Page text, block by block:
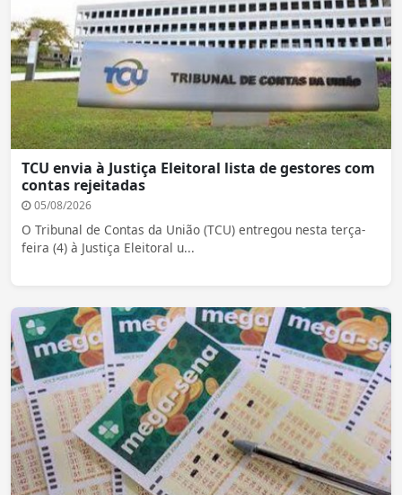
TCU envia à Justiça Eleitoral lista de gestores com
contas rejeitadas
05/08/2026
O Tribunal de Contas da União (TCU) entregou nesta terça-
feira (4) à Justiça Eleitoral u...